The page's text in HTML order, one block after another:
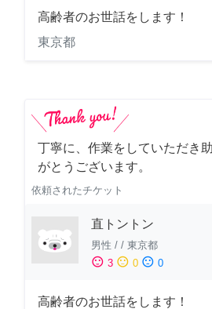
高齢者のお世話をします！
東京都
丁寧に、作業をしていただき
がとうございます。
依頼されたチケット
直トントン
男性 / / 東京都
sentiment_satisfied 3 sentiment_neutral 0 sentiment_dissatisfied 0
高齢者のお世話をします！